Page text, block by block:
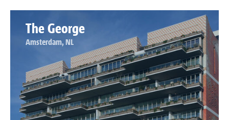
The George
Amsterdam, NL